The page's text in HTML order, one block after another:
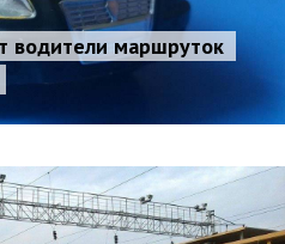
водители маршруток